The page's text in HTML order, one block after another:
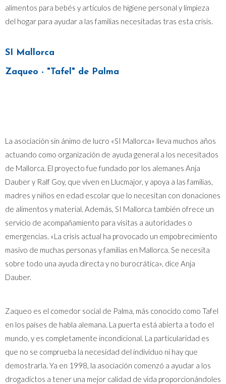
alimentos para bebés y artículos de higiene personal y limpieza
del hogar para ayudar a las familias necesitadas tras esta crisis.
SI Mallorca
Zaqueo - "Tafel" de Palma
La asociación sin ánimo de lucro «SI Mallorca» lleva muchos años
actuando como organización de ayuda general a los necesitados
de Mallorca. El proyecto fue fundado por los alemanes Anja
Dauber y Ralf Goy, que viven en Llucmajor, y apoya a las familias,
madres y niños en edad escolar que lo necesitan con donaciones
de alimentos y material. Además, SI Mallorca también ofrece un
servicio de acompañamiento para visitas a autoridades o
emergencias. «La crisis actual ha provocado un empobrecimiento
masivo de muchas personas y familias en Mallorca. Se necesita
sobre todo una ayuda directa y no burocrática», dice Anja
Dauber.
Zaqueo es el comedor social de Palma, más conocido como Tafel
en los países de habla alemana. La puerta está abierta a todo el
mundo, y es completamente incondicional. La particularidad es
que no se comprueba la necesidad del individuo ni hay que
demostrarla. Ya en 1998, la asociación comenzó a ayudar a los
drogadictos a tener una mejor calidad de vida proporcionándoles